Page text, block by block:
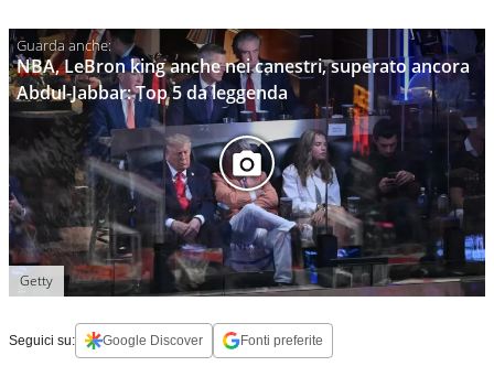
NBA, LeBron king anche nei canestri, superato ancora
Abdul-Jabbar: Top 5 da leggenda
Getty
Seguici su: Google Discover Fonti preferite